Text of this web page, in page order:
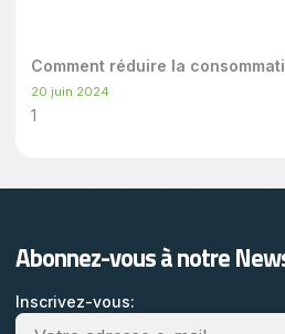
Comment réduire la
20 juin 2024
Abonnez-vous à notre
Inscrivez-vous: